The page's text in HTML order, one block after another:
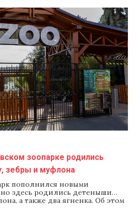
купить гособлигации сроком
ставкой
зоопарке родились
зебры и муфлона
пополнился новыми
здесь родились детеныши
а также два ягненка. Об этом